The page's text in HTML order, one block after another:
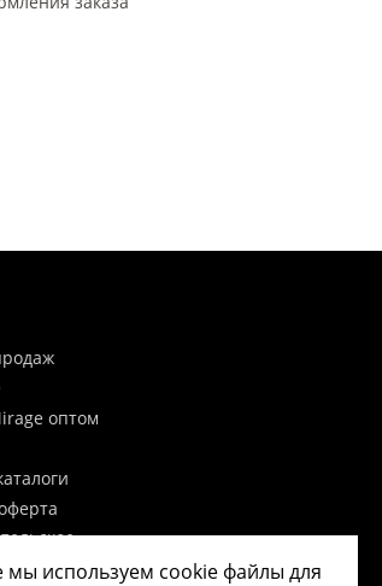
оптом
мы используем cookie файлы для